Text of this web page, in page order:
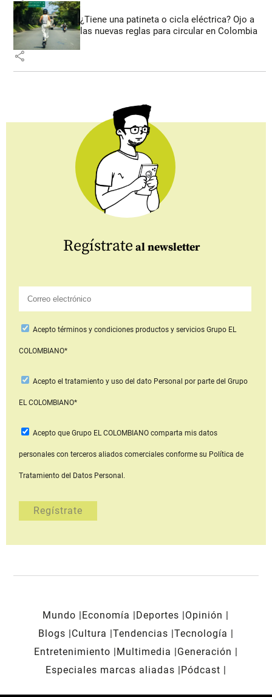
¿Tiene una patineta o cicla eléctrica? Ojo a
las nuevas reglas para circular en Colombia
share
Regístrate al newsletter
Aceptotérminos y condiciones productos y serviciosGrupo EL
COLOMBIANO*
Acepto el tratamiento y uso del dato Personal por parte del Grupo
EL COLOMBIANO*
Acepto que Grupo EL COLOMBIANOcomparta mis datos
personales con terceros aliados comerciales conforme su Política de
Tratamiento del Datos Personal.
Mundo Economía Deportes
Opinión
Blogs
Cultura Tendencias Tecnología
Entretenimiento
Multimedia
Generación
Especiales marcas aliadas
Pódcast